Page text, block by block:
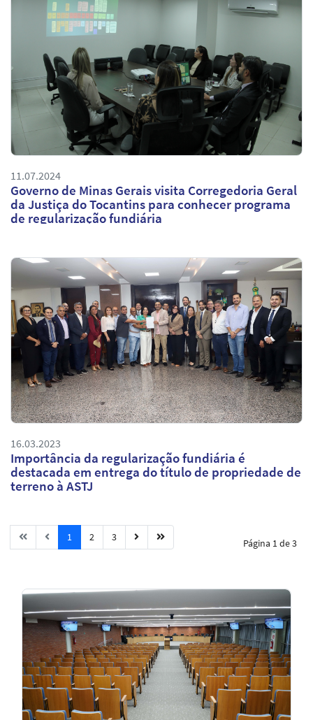
11.07.2024
Governo de Minas Gerais visita Corregedoria Geral
da Justiça do Tocantins para conhecer programa
de regularização fundiária
16.03.2023
Importância da regularização fundiária é
destacada em entrega do título de propriedade de
terreno à ASTJ
Página 1 de 3
1 2 3
Notícias
em
Destaque